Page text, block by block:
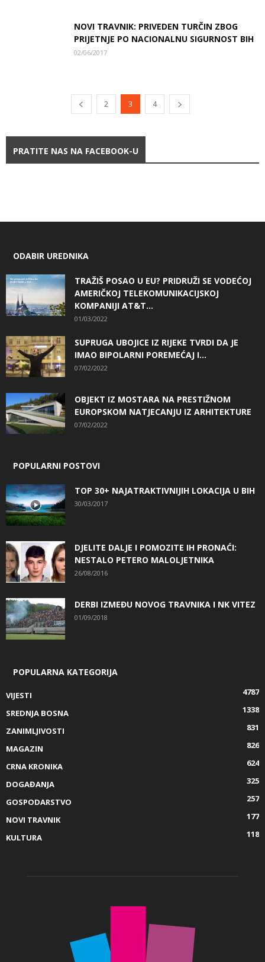
NOVI TRAVNIK: PRIVEDEN TURČIN ZBOG
PRIJETNJE PO NACIONALNU SIGURNOST BIH
02/06/2017
2 3 4
PRATITE NAS NA FACEBOOK-U
ODABIR UREDNIKA
TRAŽIŠ POSAO U EU? PRIDRUŽI SE VODEĆOJ
AMERIČKOJ TELEKOMUNIKACIJSKOJ
KOMPANIJI AT&T...
01/03/2022
SUPRUGA UBOJICE IZ RIJEKE TVRDI DA JE
IMAO BIPOLARNI POREMEĆAJ I...
07/02/2022
OBJEKT IZ MOSTARA NA PRESTIŽNOM
EUROPSKOM NATJECANJU IZ ARHITEKTURE
07/02/2022
POPULARNI POSTOVI
TOP 30+ NAJATRAKTIVNIJIH LOKACIJA U BIH
30/03/2017
DJELITE DALJE I POMOZITE IH PRONAĆI:
NESTALO PETERO MALOLJETNIKA
26/08/2016
DERBI IZMEĐU NOVOG TRAVNIKA I NK VITEZ
01/09/2018
POPULARNA KATEGORIJA
VIJESTI
4787
SREDNJA BOSNA
1338
ZANIMLJIVOSTI
831
MAGAZIN
826
CRNA KRONIKA
624
DOGAĐANJA
325
GOSPODARSTVO
257
NOVI TRAVNIK
177
KULTURA
118